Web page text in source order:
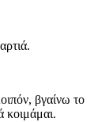
βγαίνω το
κοιμάμαι.